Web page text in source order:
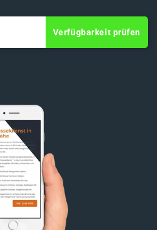
Verfügbarkeit prüfen